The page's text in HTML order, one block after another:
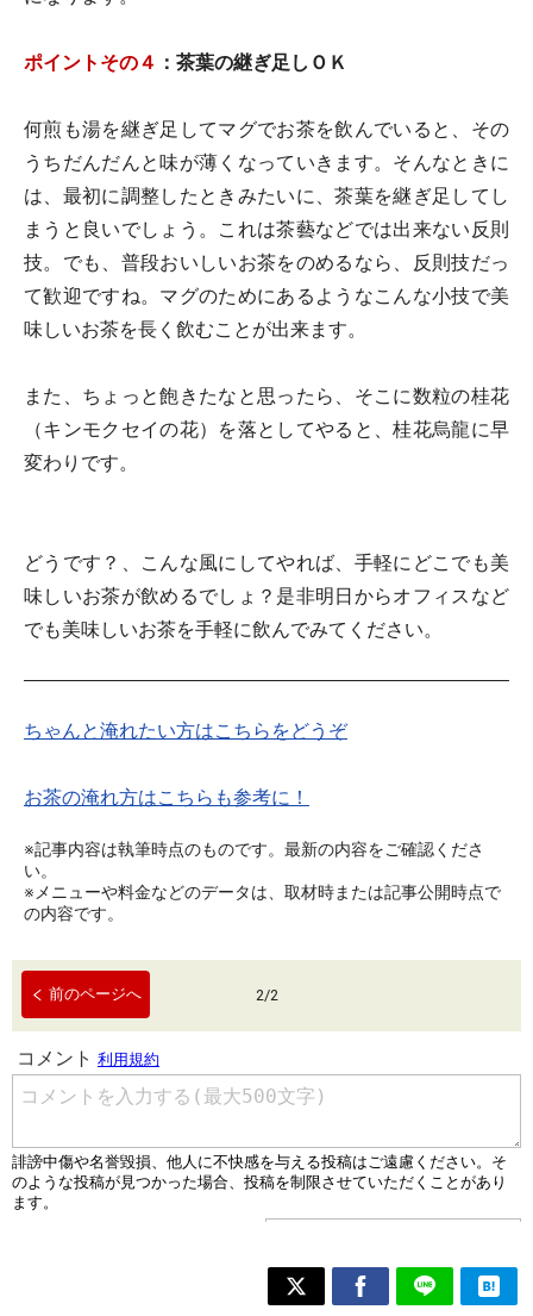
ポイントその４ ：茶葉の継ぎ足しＯＫ
何煎も湯を継ぎ足してマグでお茶を飲んでいると、その
うちだんだんと味が薄くなっていきます。そんなときに
は、最初に調整したときみたいに、茶葉を継ぎ足してし
まうと良いでしょう。これは茶藝などでは出来ない反則
技。でも、普段おいしいお茶をのめるなら、反則技だっ
て歓迎ですね。マグのためにあるようなこんな小技で美
味しいお茶を長く飲むことが出来ます。
また、ちょっと飽きたなと思ったら、そこに数粒の桂花
（キンモクセイの花）を落としてやると、桂花烏龍に早
変わりです。
どうです？、こんな風にしてやれば、手軽にどこでも美
味しいお茶が飲めるでしょ？是非明日からオフィスなど
でも美味しいお茶を手軽に飲んでみてください。
ちゃんと淹れたい方はこちらをどうぞ
お茶の淹れ方はこちらも参考に！
※記事内容は執筆時点のものです。最新の内容をご確認くださ
い。
※メニューや料金などのデータは、取材時または記事公開時点で
の内容です。
前のページへ 2/2